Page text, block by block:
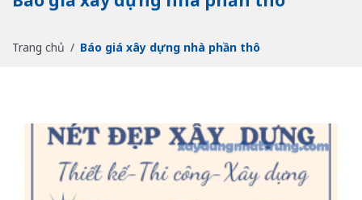
Trang chủ Báo giá xây dựng nhà phần thô